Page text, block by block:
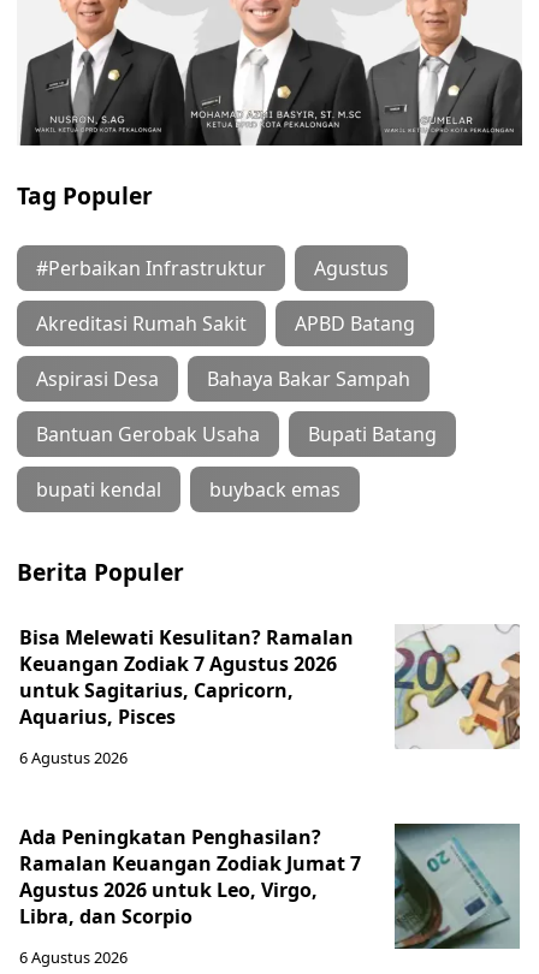
Tag Populer
#Perbaikan Infrastruktur Agustus
Akreditasi Rumah Sakit APBD Batang
Aspirasi Desa Bahaya Bakar Sampah
Bantuan Gerobak Usaha Bupati Batang
bupati kendal buyback emas
Berita Populer
Bisa Melewati Kesulitan? Ramalan
Keuangan Zodiak 7 Agustus 2026
untuk Sagitarius, Capricorn,
Aquarius, Pisces
6 Agustus 2026
Ada Peningkatan Penghasilan?
Ramalan Keuangan Zodiak Jumat 7
Agustus 2026 untuk Leo, Virgo,
Libra, dan Scorpio
6 Agustus 2026